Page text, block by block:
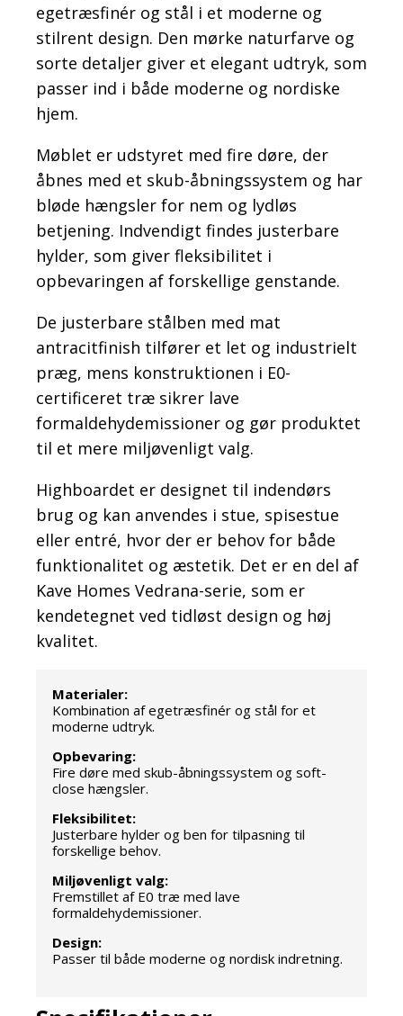
egetræsfinér og stål i et moderne og
stilrent design. Den mørke naturfarve og
sorte detaljer giver et elegant udtryk, som
passer ind i både moderne og nordiske
hjem.
Møblet er udstyret med fire døre, der
åbnes med et skub-åbningssystem og har
bløde hængsler for nem og lydløs
betjening. Indvendigt findes justerbare
hylder, som giver fleksibilitet i
opbevaringen af forskellige genstande.
De justerbare stålben med mat
antracitfinish tilfører et let og industrielt
præg, mens konstruktionen i E0-
certificeret træ sikrer lave
formaldehydemissioner og gør produktet
til et mere miljøvenligt valg.
Highboardet er designet til indendørs
brug og kan anvendes i stue, spisestue
eller entré, hvor der er behov for både
funktionalitet og æstetik. Det er en del af
Kave Homes Vedrana-serie, som er
kendetegnet ved tidløst design og høj
kvalitet.
Materialer:
Kombination af egetræsfinér og stål for et
moderne udtryk.
Opbevaring:
Fire døre med skub-åbningssystem og soft-
close hængsler.
Fleksibilitet:
Justerbare hylder og ben for tilpasning til
forskellige behov.
Miljøvenligt valg:
Fremstillet af E0 træ med lave
formaldehydemissioner.
Design:
Passer til både moderne og nordisk indretning.